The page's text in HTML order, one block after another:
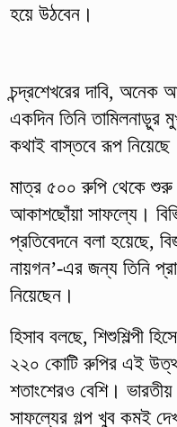
হয়ে উঠবেন।
চন্দ্রশেখরের দাবি,
একদিন তিনি তামিলনাড়ুর
কথাই বাস্তবে রূপ
মাত্র ৫০০ রুপি থেকে
আকাশছোঁয়া সাফল্যে।
প্রতিবেদনে বলা হয়েছে,
নায়গন’-এর জন্য তিনি
নিয়েছেন।
হিসাব বলছে, শিশুশিল্পী
২২০ কোটি রুপির এই
শতাংশেরও বেশি।
সাফল্যের গল্প খুব কমই